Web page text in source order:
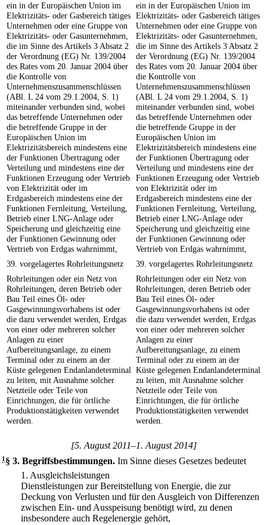
ein in der Europäischen Union im
Elektrizitäts- oder Gasbereich tätiges
Unternehmen oder eine Gruppe von
Elektrizitäts- oder Gasunternehmen,
die im Sinne des Artikels 3 Absatz 2
der Verordnung (EG) Nr. 139/2004
des Rates vom 20. Januar 2004 über
die Kontrolle von
Unternehmenszusammenschlüssen
(ABl. L 24 vom 29.1.2004, S. 1)
miteinander verbunden sind, wobei
das betreffende Unternehmen oder
die betreffende Gruppe in der
Europäischen Union im
Elektrizitätsbereich mindestens eine
der Funktionen Übertragung oder
Verteilung und mindestens eine der
Funktionen Erzeugung oder Vertrieb
von Elektrizität oder im
Erdgasbereich mindestens eine der
Funktionen Fernleitung, Verteilung,
Betrieb einer LNG-Anlage oder
Speicherung und gleichzeitig eine
der Funktionen Gewinnung oder
Vertrieb von Erdgas wahrnimmt,
ein in der Europäischen Union im
Elektrizitäts- oder Gasbereich tätiges
Unternehmen oder eine Gruppe von
Elektrizitäts- oder Gasunternehmen,
die im Sinne des Artikels 3 Absatz 2
der Verordnung (EG) Nr. 139/2004
des Rates vom 20. Januar 2004 über
die Kontrolle von
Unternehmenszusammenschlüssen
(ABl. L 24 vom 29.1.2004, S. 1)
miteinander verbunden sind, wobei
das betreffende Unternehmen oder
die betreffende Gruppe in der
Europäischen Union im
Elektrizitätsbereich mindestens eine
der Funktionen Übertragung oder
Verteilung und mindestens eine der
Funktionen Erzeugung oder Vertrieb
von Elektrizität oder im
Erdgasbereich mindestens eine der
Funktionen Fernleitung, Verteilung,
Betrieb einer LNG-Anlage oder
Speicherung und gleichzeitig eine
der Funktionen Gewinnung oder
Vertrieb von Erdgas wahrnimmt,
39. vorgelagertes Rohrleitungsnetz
39. vorgelagertes Rohrleitungsnetz
Rohrleitungen oder ein Netz von
Rohrleitungen, deren Betrieb oder
Bau Teil eines Öl- oder
Gasgewinnungsvorhabens ist oder
die dazu verwendet werden, Erdgas
von einer oder mehreren solcher
Anlagen zu einer
Aufbereitungsanlage, zu einem
Terminal oder zu einem an der
Küste gelegenen Endanlandeterminal
zu leiten, mit Ausnahme solcher
Netzteile oder Teile von
Einrichtungen, die für örtliche
Produktionstätigkeiten verwendet
werden.
Rohrleitungen oder ein Netz von
Rohrleitungen, deren Betrieb oder
Bau Teil eines Öl- oder
Gasgewinnungsvorhabens ist oder
die dazu verwendet werden, Erdgas
von einer oder mehreren solcher
Anlagen zu einer
Aufbereitungsanlage, zu einem
Terminal oder zu einem an der
Küste gelegenen Endanlandeterminal
zu leiten, mit Ausnahme solcher
Netzteile oder Teile von
Einrichtungen, die für örtliche
Produktionstätigkeiten verwendet
werden.
[5. August 2011–1. August 2014]
1§ 3. Begriffsbestimmungen. Im Sinne dieses Gesetzes bedeutet
1. Ausgleichsleistungen
Dienstleistungen zur Bereitstellung von Energie, die zur
Deckung von Verlusten und für den Ausgleich von Differenzen
zwischen Ein- und Ausspeisung benötigt wird, zu denen
insbesondere auch Regelenergie gehört,